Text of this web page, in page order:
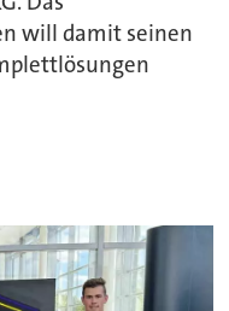
will damit seinen